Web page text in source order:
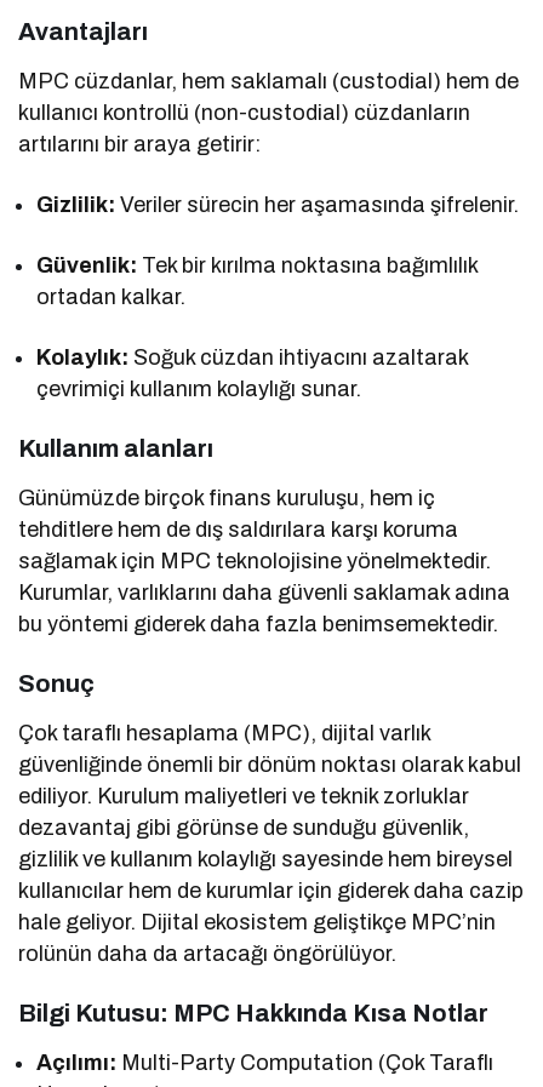
Avantajları
MPC cüzdanlar, hem saklamalı (custodial) hem de
kullanıcı kontrollü (non-custodial) cüzdanların
artılarını bir araya getirir:
Gizlilik: Veriler sürecin her aşamasında şifrelenir.
Güvenlik: Tek bir kırılma noktasına bağımlılık
ortadan kalkar.
Kolaylık: Soğuk cüzdan ihtiyacını azaltarak
çevrimiçi kullanım kolaylığı sunar.
Kullanım alanları
Günümüzde birçok finans kuruluşu, hem iç
tehditlere hem de dış saldırılara karşı koruma
sağlamak için MPC teknolojisine yönelmektedir.
Kurumlar, varlıklarını daha güvenli saklamak adına
bu yöntemi giderek daha fazla benimsemektedir.
Sonuç
Çok taraflı hesaplama (MPC), dijital varlık
güvenliğinde önemli bir dönüm noktası olarak kabul
ediliyor. Kurulum maliyetleri ve teknik zorluklar
dezavantaj gibi görünse de sunduğu güvenlik,
gizlilik ve kullanım kolaylığı sayesinde hem bireysel
kullanıcılar hem de kurumlar için giderek daha cazip
hale geliyor. Dijital ekosistem geliştikçe MPC’nin
rolünün daha da artacağı öngörülüyor.
Bilgi Kutusu: MPC Hakkında Kısa Notlar
Açılımı: Multi-Party Computation (Çok Taraflı